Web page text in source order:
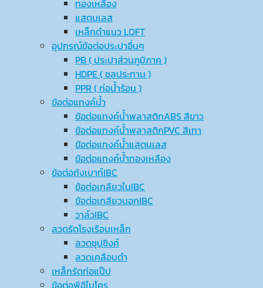
ทองเหลือง
แสตนเลส
เหล็กดำแนว LOFT
อุปกรณ์ข้อต่อประปาอื่นๆ
PB ( ประปาส่วนภูมิภาค )
HDPE ( ชลประทาน )
PPR ( ท่อน้ำร้อน )
ข้อต่อแทงค์น้ำ
ข้อต่อแทงค์น้ำพลาสติกABS สีขาว
ข้อต่อแทงค์น้ำพลาสติกPVC สีเทา
ข้อต่อแทงค์น้ำแสตนเลส
ข้อต่อแทงค์น้ำทองเหลือง
ข้อต่อถังเบาท์IBC
ข้อต่อเกลียวในIBC
ข้อต่อเกลียวนอกIBC
วาล์วIBC
ลวดรัดโรงเรือนเหล็ก
ลวดชุปซิงค์
ลวดเคลือบดำ
เหล็กรัดท่อแป๊ป
ข้อต่อพีอีไมโคร